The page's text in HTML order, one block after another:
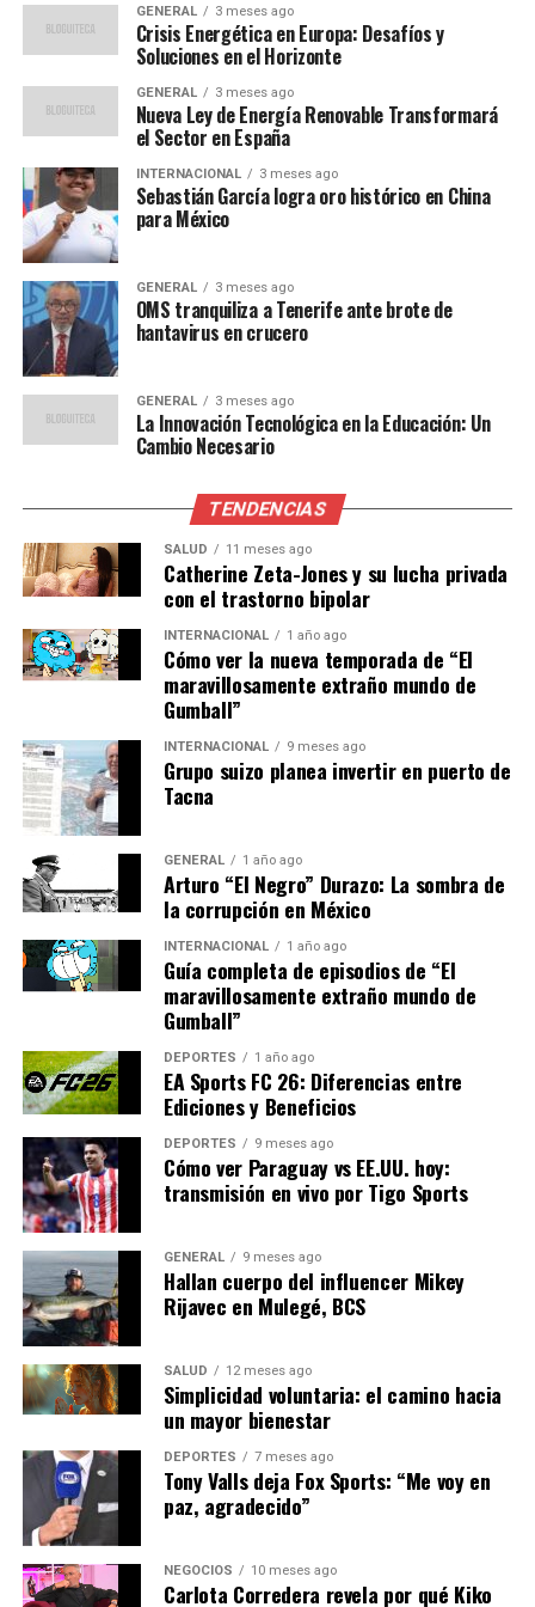
puede disminuir la eficacia defensiva, resultando en
marcadores más altos, similares a un partido de tenis.
Por otro lado, elModo Auténticoofrece una
experiencia más lenta y realista, ideal para el modo
carrera y el juego offline. Este modo requiere decisiones
tácticas más cuidadas, ofreciendo una experiencia
comparable a ver un partido de fútbol real en televisión.
Aunque menos sorprendente que el modo competitivo,
el modo auténtico proporciona una experiencia de juego
inigualable para los puristas del fútbol.
Novedades en los modos de
juego
tradicionales: Ultimate Team, Modo Carrera y Clubes.
Aunque Ultimate Team no ha innovado mucho respecto
al año anterior, el Modo Competitivo añade un toque
frenético, aunque también frustrante debido a la menor
capacidad defensiva.
Además, se han introducido los torneos FC Pro, dirigidos
principalmente a jugadores profesionales. Sin embargo,
persiste la crítica de la comunidad sobre la sensación de
“pay-to-win”, especialmente con las promociones de
cartas especiales desde la primera semana.
ElModo Auténtico
ofreciendo una experiencia más estratégica y realista.
Las mejoras en las defensas y porteros hacen de este
modo una opción atractiva para quienes disfrutan del
fútbol en su estado más puro.
Finalmente, el
Modo Clubespermite jugar de forma
cooperativa con amigos, introduciendo arquetipos de
jugadores que fomentan la cooperación. La nueva
modalidad Rush de clubes, un juego frenético de cinco
contra cinco, promete horas de diversión con reglas
alocadas.
Una experiencia cada vez más
televisiva
El salto gráfico en EA Sports FC 26 es notable,
permitiendo disfrutar de los partidos con un realismo
sorprendente. Las expresiones faciales de las estrellas
del juego y el sudor reflejado en sus rostros aumentan la
inmersión. Aunque los equipos más modestos no
alcanzan el mismo nivel de detalle, también están bien
logrados.
La iluminación de los estadios y el movimiento de la
hierba son más realistas, y la atmósfera en las gradas es
vibrante, con reacciones del público que añaden vida al
GENERAL 3 meses ago
Crisis Energética en Europa: Desafíos y
Soluciones en el Horizonte
GENERAL 3 meses ago
Nueva Ley de Energía Renovable Transformará
el Sector en España
INTERNACIONAL 3 meses ago
Sebastián García logra oro histórico en China
para México
GENERAL 3 meses ago
OMS tranquiliza a Tenerife ante brote de
hantavirus en crucero
GENERAL 3 meses ago
La Innovación Tecnológica en la Educación: Un
Cambio Necesario
TENDENCIAS
SALUD 11 meses ago
Catherine Zeta-Jones y su lucha privada
con el trastorno bipolar
INTERNACIONAL 1 año ago
Cómo ver la nueva temporada de “El
maravillosamente extraño mundo de
Gumball”
INTERNACIONAL 9 meses ago
Grupo suizo planea invertir en puerto de
Tacna
GENERAL 1 año ago
Arturo “El Negro” Durazo: La sombra de
la corrupción en México
INTERNACIONAL 1 año ago
Guía completa de episodios de “El
maravillosamente extraño mundo de
Gumball”
DEPORTES 1 año ago
EA Sports FC 26: Diferencias entre
Ediciones y Beneficios
DEPORTES 9 meses ago
Cómo ver Paraguay vs EE.UU. hoy:
transmisión en vivo por Tigo Sports
GENERAL 9 meses ago
Hallan cuerpo del influencer Mikey
Rijavec en Mulegé, BCS
SALUD 12 meses ago
Simplicidad voluntaria: el camino hacia
un mayor bienestar
DEPORTES 7 meses ago
Tony Valls deja Fox Sports: “Me voy en
paz, agradecido”
NEGOCIOS 10 meses ago
Carlota Corredera revela por qué Kiko